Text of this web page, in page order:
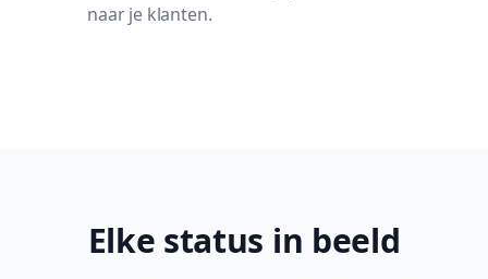
naar je klanten.
Elke status in beeld